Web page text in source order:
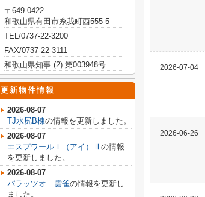
2026-07-04
2026-06-26
〒649-0422
和歌山県有田市糸我町西555-5
TEL/0737-22-3200
FAX/0737-22-3111
和歌山県知事 (2) 第003948号
更新物件情報
2026-08-07
TJ水尻B棟の情報を更新しました。
2026-08-07
エスプワールＩ（アイ）Ⅱ の情報
を更新しました。
2026-08-07
パラッツオ 雲雀の情報を更新し
ました。